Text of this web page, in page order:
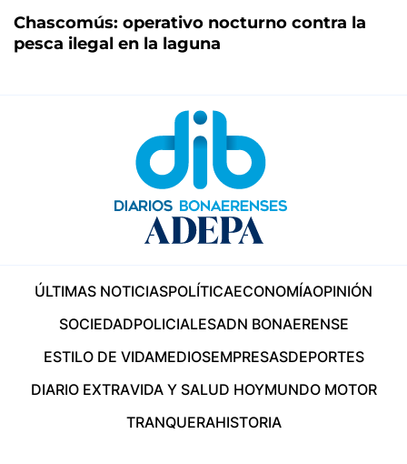
Chascomús: operativo nocturno contra la
pesca ilegal en la laguna
ÚLTIMAS NOTICIASPOLÍTICAECONOMÍAOPINIÓN
SOCIEDADPOLICIALESADN BONAERENSE
ESTILO DE VIDAMEDIOSEMPRESASDEPORTES
DIARIO EXTRAVIDA Y SALUD HOYMUNDO MOTOR
TRANQUERAHISTORIA